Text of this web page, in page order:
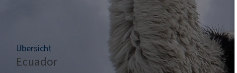
Übersicht
Ecuador